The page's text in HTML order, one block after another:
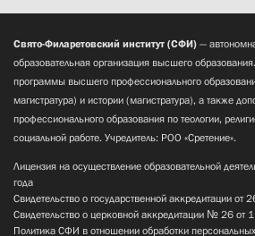
Свято-Филаретовский институт (СФИ) —
образовательная организация высшего образования.
программы высшего профессионального
магистратура) и истории (магистратура), а также
профессионального образования по теологии,
социальной работе. Учредитель: РОО «Сретение».
Лицензия на осуществление образовательной
года
Свидетельство о государственной аккредитации от
Свидетельство о церковной аккредитации № 26 от
Политика СФИ в отношении обработки